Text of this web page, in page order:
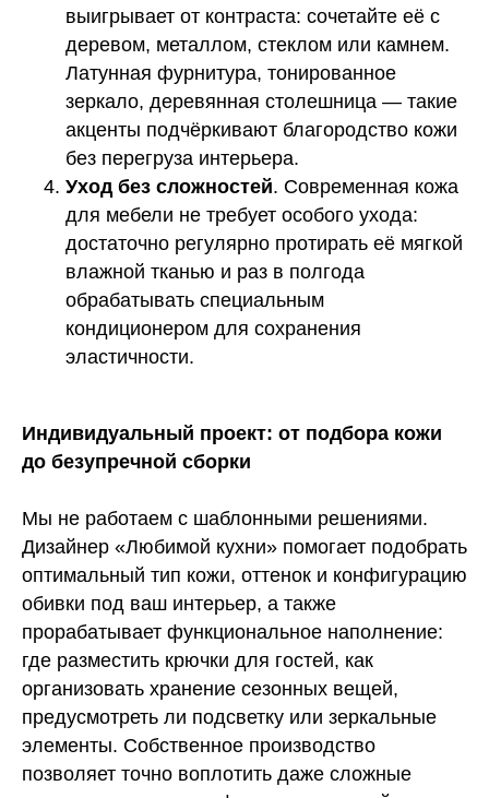
выигрывает от контраста: сочетайте её с
деревом, металлом, стеклом или камнем.
Латунная фурнитура, тонированное
зеркало, деревянная столешница — такие
акценты подчёркивают благородство кожи
без перегруза интерьера.
Уход без сложностей. Современная кожа
для мебели не требует особого ухода:
достаточно регулярно протирать её мягкой
влажной тканью и раз в полгода
обрабатывать специальным
кондиционером для сохранения
эластичности.
Индивидуальный проект: от подбора кожи
до безупречной сборки
Мы не работаем с шаблонными решениями.
Дизайнер «Любимой кухни» помогает подобрать
оптимальный тип кожи, оттенок и конфигурацию
обивки под ваш интерьер, а также
прорабатывает функциональное наполнение:
где разместить крючки для гостей, как
организовать хранение сезонных вещей,
предусмотреть ли подсветку или зеркальные
элементы. Собственное производство
позволяет точно воплотить даже сложные